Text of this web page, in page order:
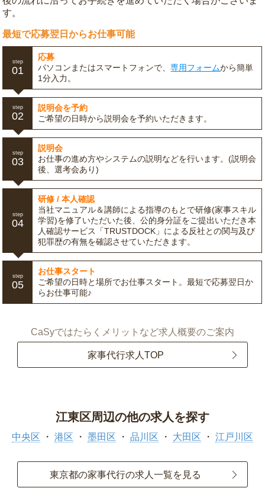
す。
最短で応募翌日からお仕事可能
step
01
応募
パソコンまたはスマートフォンで、専用フォームから簡単
1分入力。
step
02
説明会を予約
ご希望の日時から説明会を予約いただきます。
step
03
説明会
お仕事の進め方やシステムの説明などを行います。(説明会
後、選考会あり)
step
04
研修 / 本人確認
当社マニュアル＆講師による指導のもとで研修(家事スキル
学習)を修了いただいた後、公的身分証をご提出いただき本
人確認サービス「TRUSTDOCK」による反社との関与及び
犯罪歴の有無を確認させていただきます。
step
05
お仕事スタート
ご希望の日時と場所でお仕事スタート。最短で応募翌日か
らお仕事可能♪
CaSyではたらくメリットなど求人概要のご案内
家事代行求人TOP
江東区周辺の他の求人を探す
中央区 港区 墨田区 品川区 大田区 江戸川区
東京都の家事代行の求人一覧を見る